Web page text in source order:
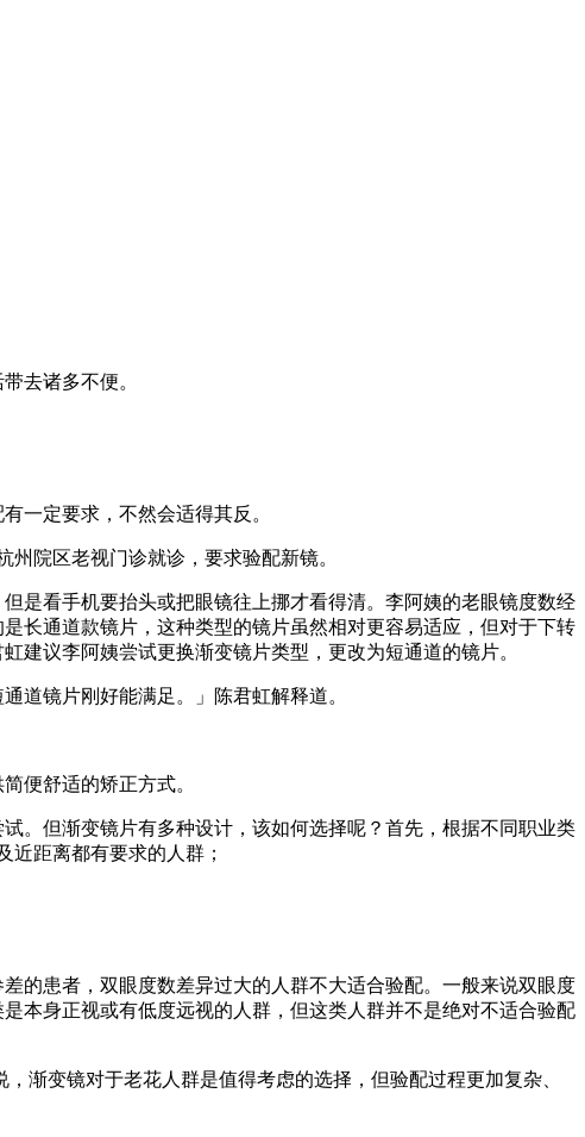
去诸多不便。
一定要求，不然会适得其反。
院区老视门诊就诊，要求验配新镜。
是看手机要抬头或把眼镜往上挪才看得清。李阿姨的老眼镜度数经
长通道款镜片，这种类型的镜片虽然相对更容易适应，但对于下转
建议李阿姨尝试更换渐变镜片类型，更改为短通道的镜片。
道镜片刚好能满足。」陈君虹解释道。
便舒适的矫正方式。
。但渐变镜片有多种设计，该如何选择呢？首先，根据不同职业类
距离都有要求的人群；
的患者，双眼度数差异过大的人群不大适合验配。一般来说双眼度
本身正视或有低度远视的人群，但这类人群并不是绝对不适合验配
渐变镜对于老花人群是值得考虑的选择，但验配过程更加复杂、